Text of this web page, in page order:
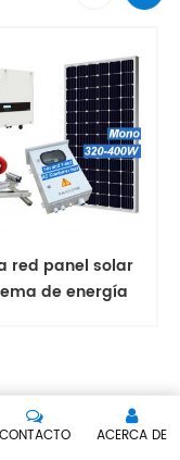
red panel solar
de energía
ACERCA DE
CONTACTO